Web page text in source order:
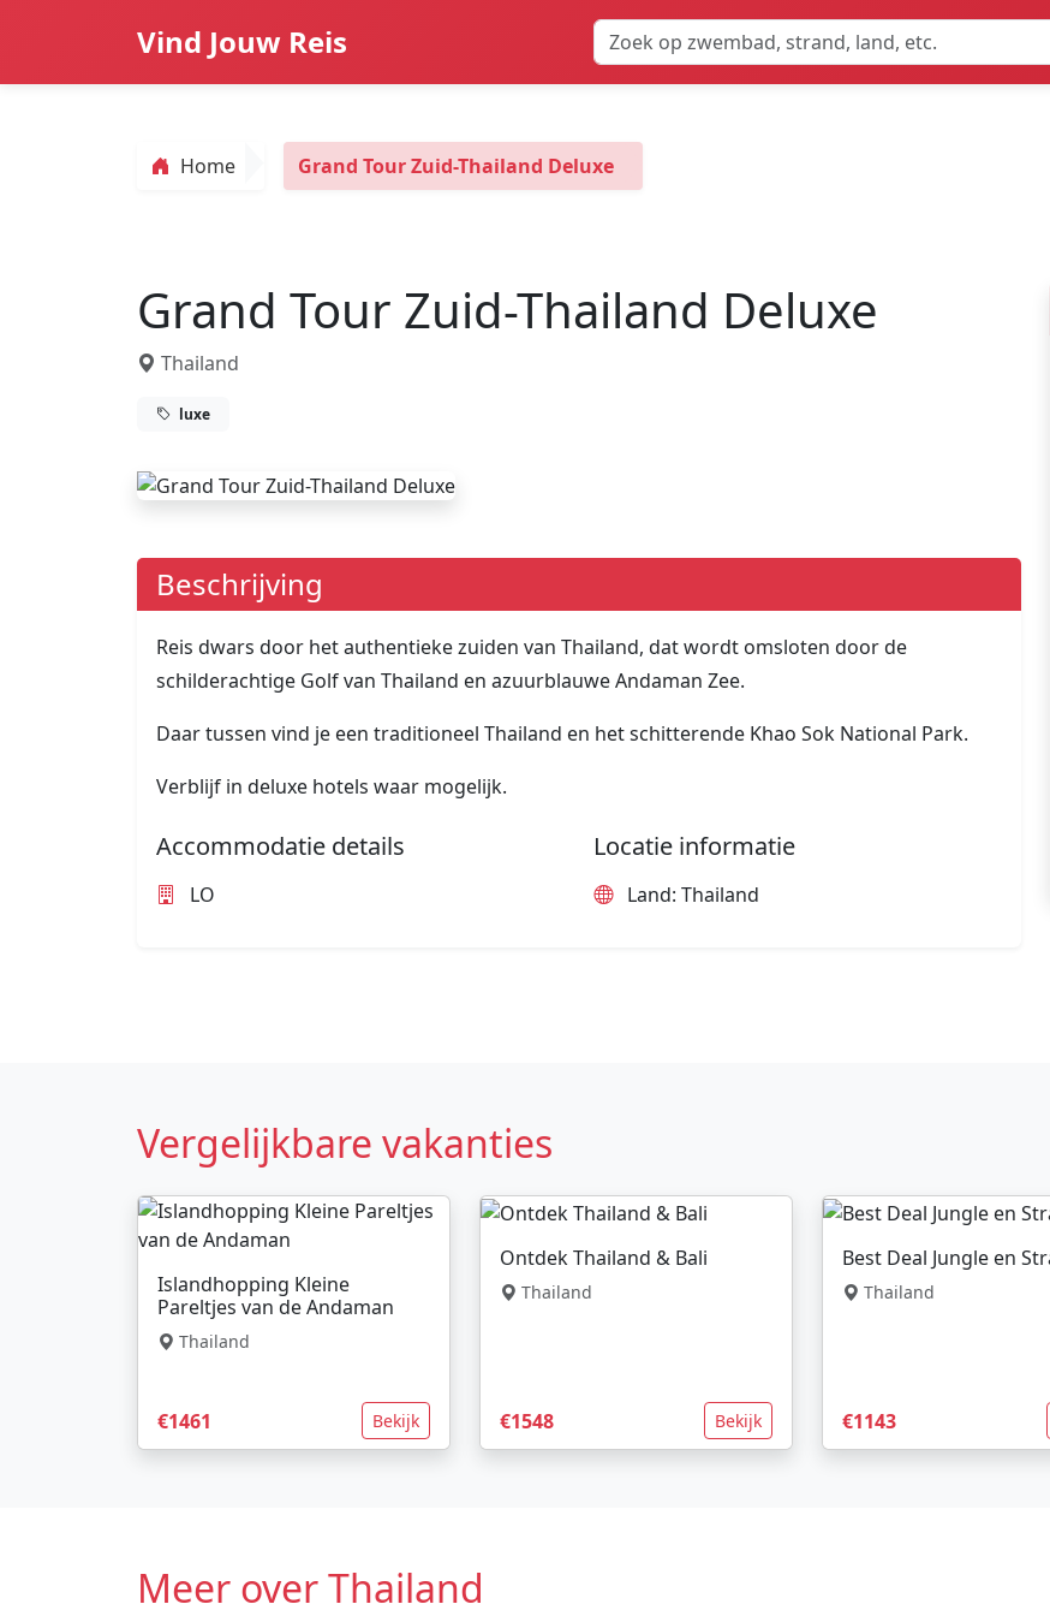
Vind Jouw Reis
Home Grand Tour Zuid-Thailand Deluxe
Grand Tour Zuid-Thailand Deluxe
Thailand
luxe
Beschrijving
Reis dwars door het authentieke zuiden van Thailand, dat wordt omsloten door de
schilderachtige Golf van Thailand en azuurblauwe Andaman Zee.
Daar tussen vind je een traditioneel Thailand en het schitterende Khao Sok National Park.
Verblijf in deluxe hotels waar mogelijk.
Accommodatie details
LO
Locatie informatie
Land: Thailand
Vergelijkbare vakanties
Islandhopping Kleine
Pareltjes van de Andaman
Thailand
€1461 Bekijk
Ontdek Thailand & Bali
Thailand
€1548 Bekijk
Best Deal Jungle en
Thailand
€1143
Meer over Thailand